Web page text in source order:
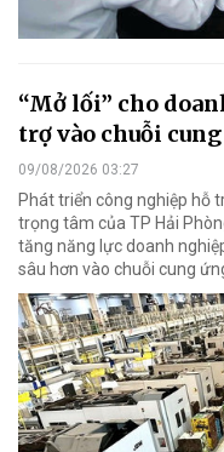
“Mở lối” cho
trợ vào chuỗi
09/08/2026 03:27
Phát triển công nghiệp hỗ
trọng tâm của TP Hải
tăng năng lực doanh
sâu hơn vào chuỗi cung